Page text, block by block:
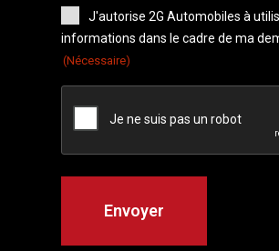
J'autorise 2G Automobiles à
informations dans le cadre de ma
(Nécessaire)